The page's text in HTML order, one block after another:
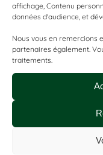
affichage, Contenu
données d'audience, et
Nous vous en remercions
partenaires également.
traitements.
Equilibre
jetable